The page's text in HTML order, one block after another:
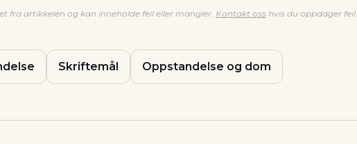
fra artikkelen og kan inneholde feil eller mangler. Kontakt oss hvis du oppdager feil.
Skriftemål Oppstandelse og dom